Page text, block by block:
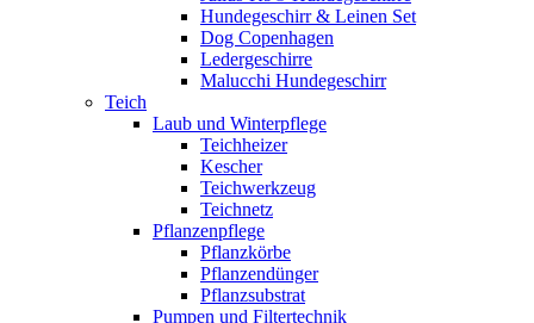
Hundegeschirr & Leinen Set
Dog Copenhagen
Ledergeschirre
Malucchi Hundegeschirr
Teich
Laub und Winterpflege
Teichheizer
Kescher
Teichwerkzeug
Teichnetz
Pflanzenpflege
Pflanzkörbe
Pflanzendünger
Pflanzsubstrat
Pumpen und Filtertechnik